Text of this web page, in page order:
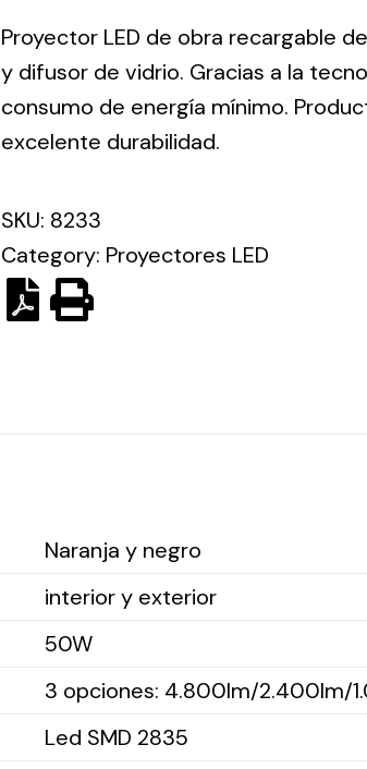
Ventilation
The
the group
meant a greater
offer of
ventilation
kinds of
Proyector LED de obra recargable
y difusor de vidrio. Gracias a la
consumo de energía mínimo.
excelente durabilidad.
SKU: 8233
Category: Proyectores LED
Naranja y negro
interior y exterior
50W
3 opciones: 4.800lm/2.400lm/
Led SMD 2835